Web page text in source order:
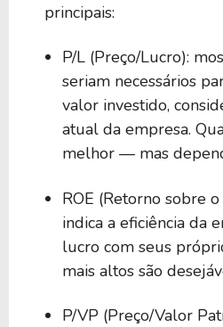
principais:
P/L (Preço/Lucro):
seriam necessários
valor investido,
atual da empresa.
melhor — mas
ROE (Retorno sobre
indica a eficiência da
lucro com seus
mais altos são
P/VP (Preço/Valor